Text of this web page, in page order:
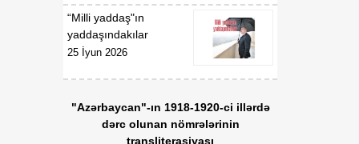
dayandırıldığı, bərpa və
ya ləğv edildiyi barədə
Azərbaycan
Gömrük Komitəsinə
lisenziyaların və icazələrin
“Milli yaddaş"ın
yaddaşındakılar
25 İyun 2026
"Azərbaycan"-ın 1918-1920-ci illərdə
dərc olunan nömrələrinin
transliterasiyası